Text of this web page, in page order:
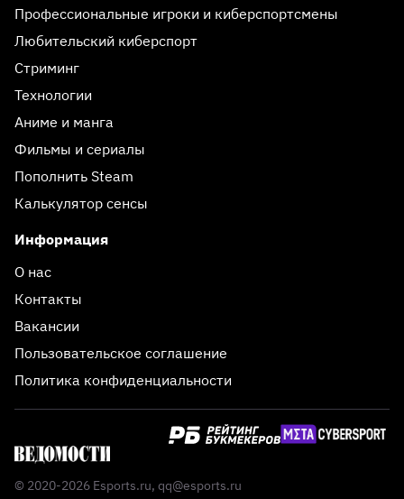
Профессиональные игроки и киберспортсмены
Любительский киберспорт
Стриминг
Технологии
Аниме и манга
Фильмы и сериалы
Пополнить Steam
Калькулятор сенсы
Информация
О нас
Контакты
Вакансии
Пользовательское соглашение
Политика конфиденциальности
© 2020-2026 Esports.ru, qq@esports.ru